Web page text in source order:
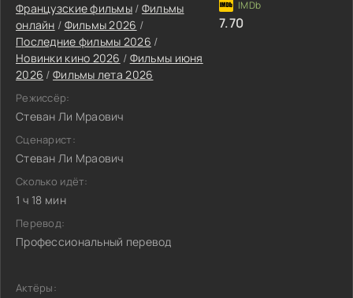
Французские фильмы / Фильмы
онлайн / Фильмы 2026 /
Последние фильмы 2026 /
Новинки кино 2026 / Фильмы июня
2026 / Фильмы лета 2026
Режиссёр:
Стеван Ли Мраович
Сценарист:
Стеван Ли Мраович
Сколько идёт:
1 ч 18 мин
Перевод:
Профессиональный перевод
7.70
Актёры: